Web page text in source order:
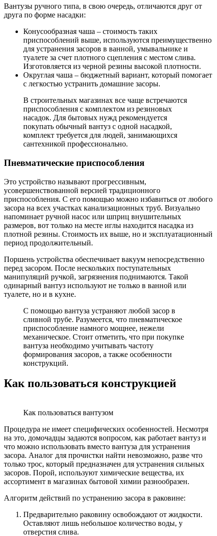
Вантузы ручного типа, в свою очередь, отличаются друг от
друга по форме насадки:
Конусообразная чаша – стоимость таких
приспособлений выше, используются преимущественно
для устранения засоров в ванной, умывальнике и
туалете за счет плотного сцепления с местом слива.
Изготовляется из черной резины высокой плотности.
Округлая чаша – бюджетный вариант, который помогает
с легкостью устранить домашние засоры.
В строительных магазинах все чаще встречаются
приспособления с комплектом из резиновых
насадок. Для бытовых нужд рекомендуется
покупать обычный вантуз с одной насадкой,
комплект требуется для людей, занимающихся
сантехникой профессионально.
Пневматические приспособления
Это устройство называют прогрессивным,
усовершенствованной версией традиционного
приспособления. С его помощью можно избавиться от любого
засора на всех участках канализационных труб. Визуально
напоминает ручной насос или шприц внушительных
размеров, вот только на месте иглы находится насадка из
плотной резины. Стоимость их выше, но и эксплуатационный
период продолжительный.
Поршень устройства обеспечивает вакуум непосредственно
перед засором. После нескольких поступательных
манипуляций ручкой, загрязнения поднимаются. Такой
одинарный вантуз используют не только в ванной или
туалете, но и в кухне.
С помощью вантуза устраняют любой засор в
сливной трубе. Разумеется, что пневматическое
приспособление намного мощнее, нежели
механическое. Стоит отметить, что при покупке
вантуза необходимо учитывать частоту
формирования засоров, а также особенности
конструкций.
Как пользоваться конструкцией
Как пользоваться вантузом
Процедура не имеет специфических особенностей. Несмотря
на это, домочадцы задаются вопросом, как работает вантуз и
что можно использовать вместо вантуза для устранения
засора. Аналог для прочистки найти невозможно, разве что
только трос, который предназначен для устранения сильных
засоров. Порой, используют химические вещества, их
ассортимент в магазинах бытовой химии разнообразен.
Алгоритм действий по устранению засора в раковине:
Предварительно раковину освобождают от жидкости.
Оставляют лишь небольшое количество воды, у
отверстия слива.